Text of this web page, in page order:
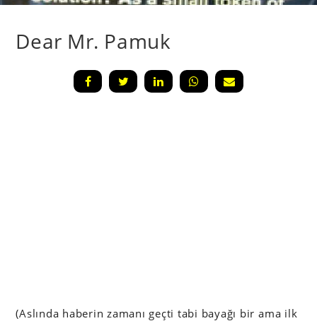
Dear Mr. Pamuk
(Aslında haberin zamanı geçti tabi bayağı bir ama ilk